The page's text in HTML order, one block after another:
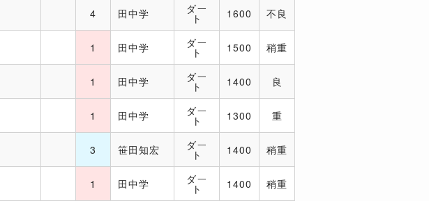
4 田中学 ダー
ト 1600 不良
1 田中学 ダー
ト 1500 稍重
1 田中学 ダー
ト 1400 良
1 田中学 ダー
ト 1300 重
3 笹田知宏 ダー
ト 1400 稍重
1 田中学 ダー
ト 1400 稍重